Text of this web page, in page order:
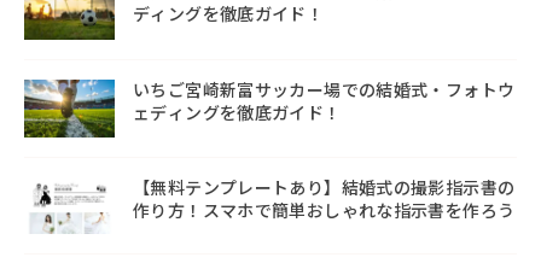
ディングを徹底ガイド！
いちご宮崎新富サッカー場での結婚式・フォトウ
ェディングを徹底ガイド！
【無料テンプレートあり】結婚式の撮影指示書の
作り方！スマホで簡単おしゃれな指示書を作ろう